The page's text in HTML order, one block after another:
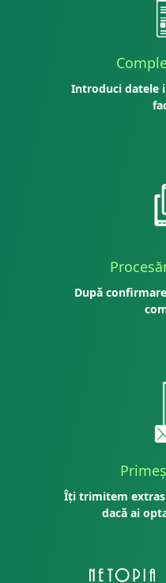
Introduci datele
După
Îți trimitem
dacă ai